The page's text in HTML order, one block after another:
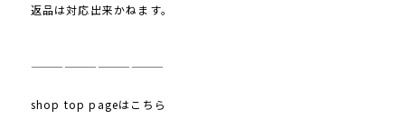
返品は対応出来かねます。
————————————
shop top pageはこちら